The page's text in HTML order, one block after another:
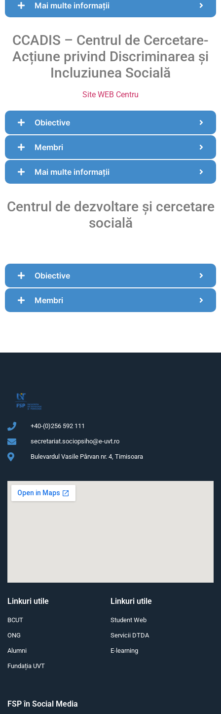
Mai multe informații
CCADIS – Centrul de Cercetare-
Acțiune privind Discriminarea și
Incluziunea Socială
Site WEB Centru
Obiective
Membri
Mai multe informații
Centrul de dezvoltare și cercetare
socială
Obiective
Membri
+40-(0)256 592 111
secretariat.sociopsiho@e-uvt.ro
Bulevardul Vasile Pârvan nr. 4, Timisoara
Linkuri utile
BCUT
ONG
Alumni
Fundația UVT
Linkuri utile
Student Web
Servicii DTDA
E-learning
FSP în Social Media